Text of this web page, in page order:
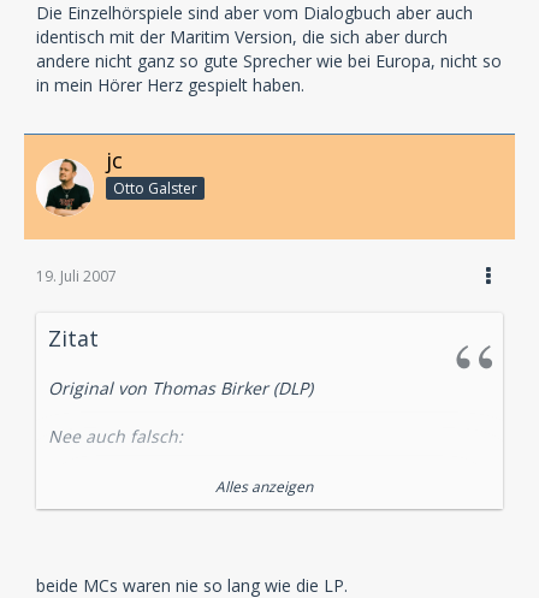
Die Einzelhörspiele sind aber vom Dialogbuch aber auch
identisch mit der Maritim Version, die sich aber durch
andere nicht ganz so gute Sprecher wie bei Europa, nicht so
in mein Hörer Herz gespielt haben.
jc
Otto Galster
19. Juli 2007
Zitat
Original von Thomas Birker (DLP)
Nee auch falsch:
Die oben abgebildete ist die Uncut Version dieses
Hörspiels:
Und in der H.G. Francis Neon Guselserie ist diese hier
Alles anzeigen
beide MCs waren nie so lang wie die LP.